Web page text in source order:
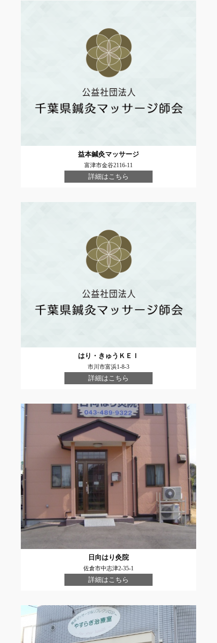
益本鍼灸マッサージ
富津市金谷2116-11
詳細はこちら
はり・きゅうＫＥＩ
市川市富浜1-8-3
詳細はこちら
日向はり灸院
佐倉市中志津2-35-1
詳細はこちら